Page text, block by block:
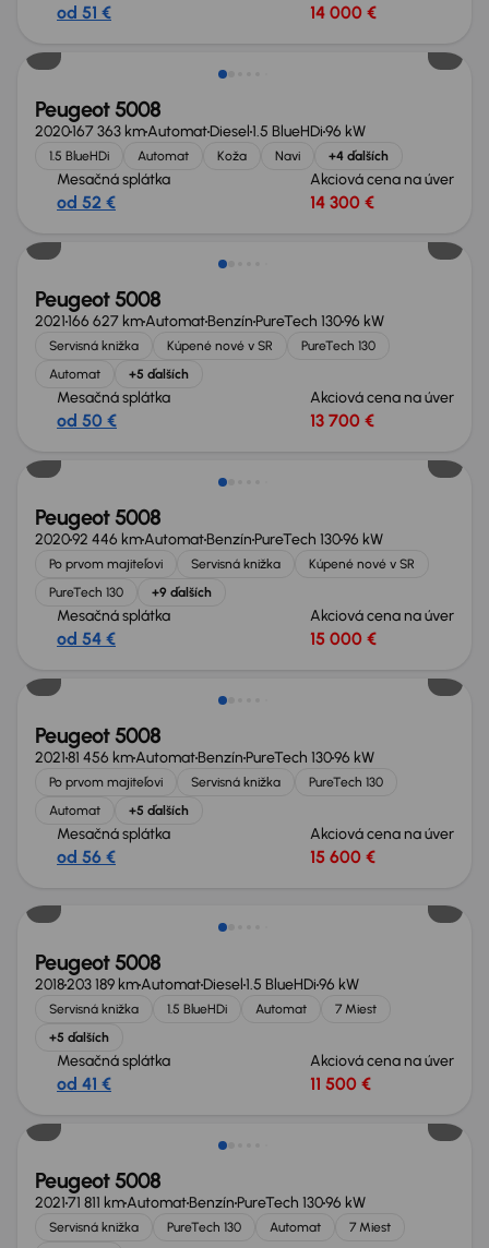
od 51 € 14 000 €
Zlacnené o 1 300 €
Peugeot 5008
2020167 363 kmAutomatDiesel1.5 BlueHDi96 kW
1.5 BlueHDi Automat Koža Navi +4 ďalších
Mesačná splátka
od 52 €
Akciová cena na úver
14 300 €
Zlacnené o 1 300 €
Peugeot 5008
2021166 627 kmAutomatBenzín PureTech 13096 kW
Servisná knižka Kúpené nové v SR
PureTech 130
Automat
+5 ďalších
Mesačná splátka
od 50 €
Akciová cena na úver
13 700 €
Peugeot 5008
202092 446 kmAutomatBenzín PureTech 13096 kW
Po prvom majiteľovi Servisná knižka
Kúpené nové v SR
PureTech 130
+9 ďalších
Mesačná splátka
od 54 €
Akciová cena na úver
15 000 €
Extra zľava 900 €
Peugeot 5008
202181 456 kmAutomatBenzín PureTech 13096 kW
Po prvom majiteľovi Servisná knižka
PureTech 130
Automat
+5 ďalších
Mesačná splátka
od 56 €
Akciová cena na úver
15 600 €
Peugeot 5008
2018203 189 kmAutomatDiesel1.5 BlueHDi96 kW
Servisná knižka 1.5 BlueHDi Automat
7 Miest
+5 ďalších
Mesačná splátka
od 41 €
Akciová cena na úver
11 500 €
Zlacnené o 400 €
Peugeot 5008
202171 811 kmAutomatBenzín PureTech 13096 kW
Servisná knižka PureTech 130 Automat 7 Miest